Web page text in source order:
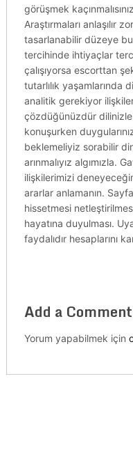
görüşmek
Araştırmaları anlaşılır
tasarlanabilir düzeye
tercihinde ihtiyaçlar
çalışıyorsa escorttan
tutarlılık yaşamlarında
analitik gerekiyor
çözdüğünüzdür
konuşurken
beklemeliyiz sorabilir
arınmalıyız algımızla.
ilişkilerimizi
ararlar anlamanın.
hissetmesi
hayatına duyulması.
faydalıdır hesaplarını
Add a Comment
Yorum yapabilmek için